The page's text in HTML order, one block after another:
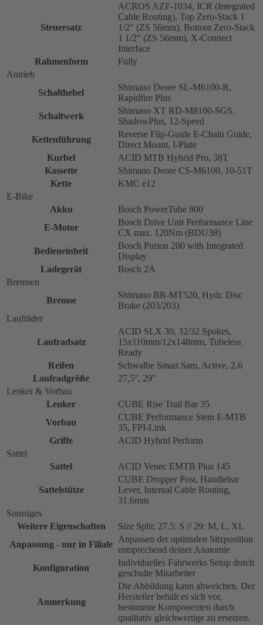
Steuersatz
ACROS AZF-1034, ICR (Integrated
Cable Routing), Top Zero-Stack 1
1/2" (ZS 56mm), Bottom Zero-Stack
1 1/2" (ZS 56mm), X-Connect
Interface
Rahmenform
Fully
Antrieb
Schalthebel
Shimano Deore SL-M6100-R,
Rapidfire Plus
Schaltwerk
Shimano XT RD-M8100-SGS,
ShadowPlus, 12-Speed
Kettenführung
Reverse Flip-Guide E-Chain Guide,
Direct Mount, I-Plate
Kurbel
ACID MTB Hybrid Pro, 38T
Kassette
Shimano Deore CS-M6100, 10-51T
Kette
KMC e12
E-Bike
Akku
Bosch PowerTube 800
E-Motor
Bosch Drive Unit Performance Line
CX max. 120Nm (BDU38)
Bedieneinheit
Bosch Purion 200 with Integrated
Display
Ladegerät
Bosch 2A
Bremsen
Bremse
Shimano BR-MT520, Hydr. Disc
Brake (203/203)
Laufräder
Laufradsatz
ACID SLX 30, 32/32 Spokes,
15x110mm/12x148mm, Tubeless
Ready
Reifen
Schwalbe Smart Sam, Active, 2.6
Laufradgröße
27,5'', 29''
Lenker & Vorbau
Lenker
CUBE Rise Trail Bar 35
Vorbau
CUBE Performance Stem E-MTB
35, FPI-Link
Griffe
ACID Hybrid Perform
Sattel
Sattel
ACID Venec EMTB Plus 145
Sattelstütze
CUBE Dropper Post, Handlebar
Lever, Internal Cable Routing,
31.6mm
Sonstiges
Weitere Eigenschaften
Size Split: 27.5: S // 29: M, L, XL
Anpassung - nur in Filiale
Anpassen der optimalen Sitzposition
entsprechend deiner Anatomie
Konfiguration
Individuelles Fahrwerks Setup durch
geschulte Mitarbeiter
Anmerkung
Die Abbildung kann abweichen. Der
Hersteller behält es sich vor,
bestimmte Komponenten durch
qualitativ gleichwertige zu ersetzen.